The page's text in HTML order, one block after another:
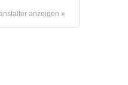
anzeigen »